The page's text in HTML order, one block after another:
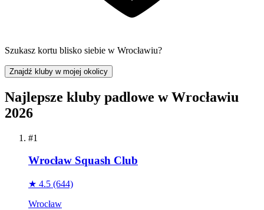
Szukasz kortu blisko siebie w Wrocławiu?
Znajdź kluby w mojej okolicy
Najlepsze kluby padlowe w Wrocławiu
2026
#1
Wrocław Squash Club
★ 4.5 (644)
Wrocław